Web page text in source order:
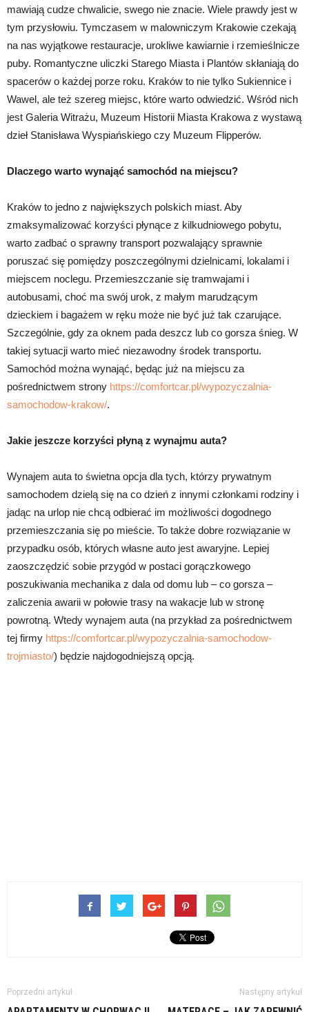
mawiają cudze chwalicie, swego nie znacie. Wiele prawdy jest w
tym przysłowiu. Tymczasem w malowniczym Krakowie czekają
na nas wyjątkowe restauracje, urokliwe kawiarnie i rzemieślnicze
puby. Romantyczne uliczki Starego Miasta i Plantów skłaniają do
spacerów o każdej porze roku. Kraków to nie tylko Sukiennice i
Wawel, ale też szereg miejsc, które warto odwiedzić. Wśród nich
jest Galeria Witrażu, Muzeum Historii Miasta Krakowa z wystawą
dzieł Stanisława Wyspiańskiego czy Muzeum Flipperów.
Dlaczego warto wynająć samochód na miejscu?
Kraków to jedno z największych polskich miast. Aby
zmaksymalizować korzyści płynące z kilkudniowego pobytu,
warto zadbać o sprawny transport pozwalający sprawnie
poruszać się pomiędzy poszczególnymi dzielnicami, lokalami i
miejscem noclegu. Przemieszczanie się tramwajami i
autobusami, choć ma swój urok, z małym marudzącym
dzieckiem i bagażem w ręku może nie być już tak czarujące.
Szczególnie, gdy za oknem pada deszcz lub co gorsza śnieg. W
takiej sytuacji warto mieć niezawodny środek transportu.
Samochód można wynająć, będąc już na miejscu za
pośrednictwem strony https://comfortcar.pl/wypozyczalnia-
samochodow-krakow/.
Jakie jeszcze korzyści płyną z wynajmu auta?
Wynajem auta to świetna opcja dla tych, którzy prywatnym
samochodem dzielą się na co dzień z innymi członkami rodziny i
jadąc na urlop nie chcą odbierać im możliwości dogodnego
przemieszczania się po mieście. To także dobre rozwiązanie w
przypadku osób, których własne auto jest awaryjne. Lepiej
zaoszczędzić sobie przygód w postaci gorączkowego
poszukiwania mechanika z dala od domu lub – co gorsza –
zaliczenia awarii w połowie trasy na wakacje lub w stronę
powrotną. Wtedy wynajem auta (na przykład za pośrednictwem
tej firmy https://comfortcar.pl/wypozyczalnia-samochodow-
trojmiasto/) będzie najdogodniejszą opcją.
Poprzedni artykuł Następny artykuł